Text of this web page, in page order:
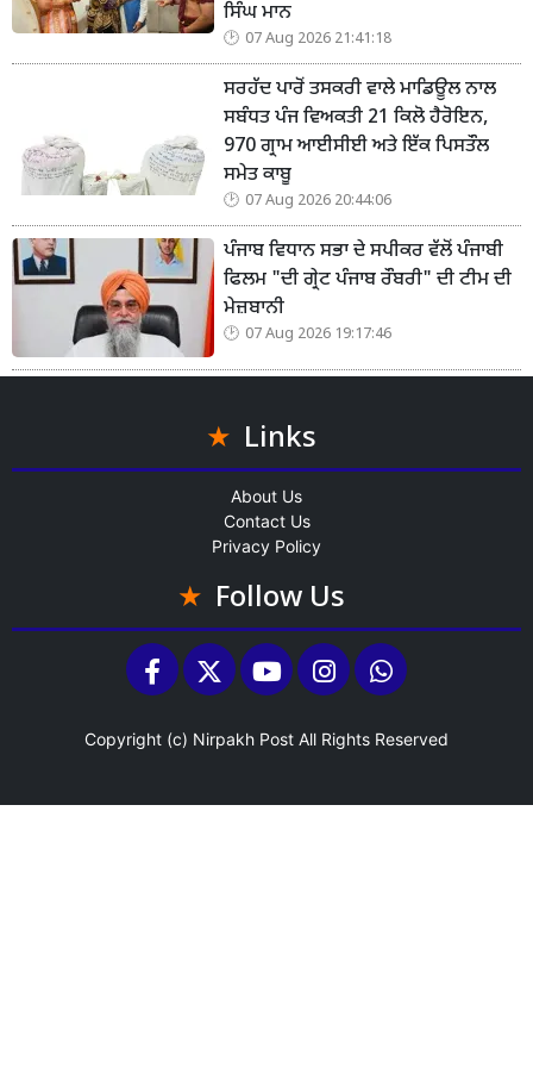
ਸਿੰਘ ਮਾਨ
07 Aug 2026 21:41:18
ਸਰਹੱਦ ਪਾਰੋਂ ਤਸਕਰੀ ਵਾਲੇ ਮਾਡਿਊਲ ਨਾਲ
ਸਬੰਧਤ ਪੰਜ ਵਿਅਕਤੀ 21 ਕਿਲੋ ਹੈਰੋਇਨ,
970 ਗ੍ਰਾਮ ਆਈਸੀਈ ਅਤੇ ਇੱਕ ਪਿਸਤੌਲ
ਸਮੇਤ ਕਾਬੂ
07 Aug 2026 20:44:06
ਪੰਜਾਬ ਵਿਧਾਨ ਸਭਾ ਦੇ ਸਪੀਕਰ ਵੱਲੋਂ ਪੰਜਾਬੀ
ਫਿਲਮ "ਦੀ ਗ੍ਰੇਟ ਪੰਜਾਬ ਰੌਬਰੀ" ਦੀ ਟੀਮ ਦੀ
ਮੇਜ਼ਬਾਨੀ
07 Aug 2026 19:17:46
Links
About Us
Contact Us
Privacy Policy
Follow Us
Copyright (c) Nirpakh Post All Rights Reserved